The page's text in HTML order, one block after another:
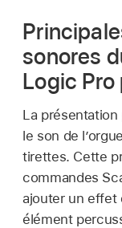
sonores
Logic Pro
La
le son de
tirettes. Cette
commandes
ajouter un effet
élément